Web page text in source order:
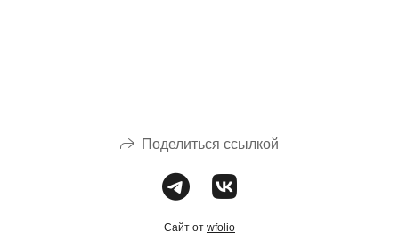
Поделиться ссылкой
Сайт от wfolio